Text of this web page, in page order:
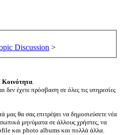
Discussion >
Κοινότητα.
δεν έχετε πρόσβαση σε όλες τις υπηρεσίες
θα σας επιτρέψει να δημοσιεύσετε νέα
μηνύματα σε άλλους χρήστες, να
και photo albums και πολλά άλλα.